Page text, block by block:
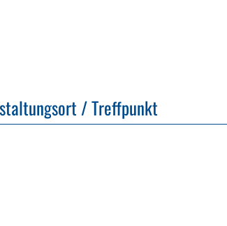
/ Treffpunkt